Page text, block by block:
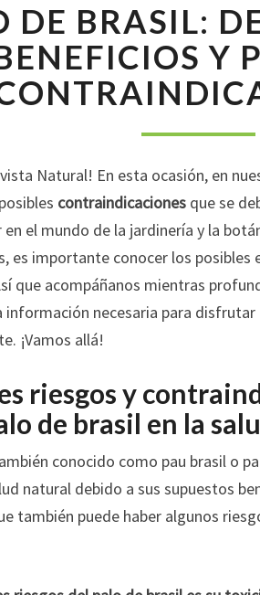
DE
BRASIL:
SUS
Y
DE BRASIL:
Y
Natural! En esta ocasión, en
contraindicaciones que se
el mundo de la jardinería y la
es importante conocer los posibles
que acompáñanos mientras
necesaria para
¡Vamos allá!
riesgos y
de brasil en la
conocido como pau brasil o
natural debido a sus supuestos
también puede haber algunos